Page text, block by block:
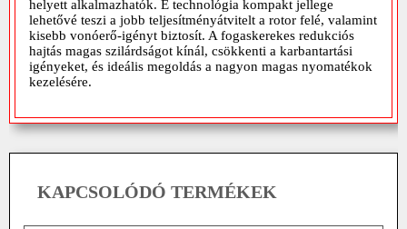
helyett alkalmazhatók. E technológia kompakt jellege
lehetővé teszi a jobb teljesítményátvitelt a rotor felé, valamint
kisebb vonóerő-igényt biztosít. A fogaskerekes redukciós
hajtás magas szilárdságot kínál, csökkenti a karbantartási
igényeket, és ideális megoldás a nagyon magas nyomatékok
kezelésére.
KAPCSOLÓDÓ TERMÉKEK